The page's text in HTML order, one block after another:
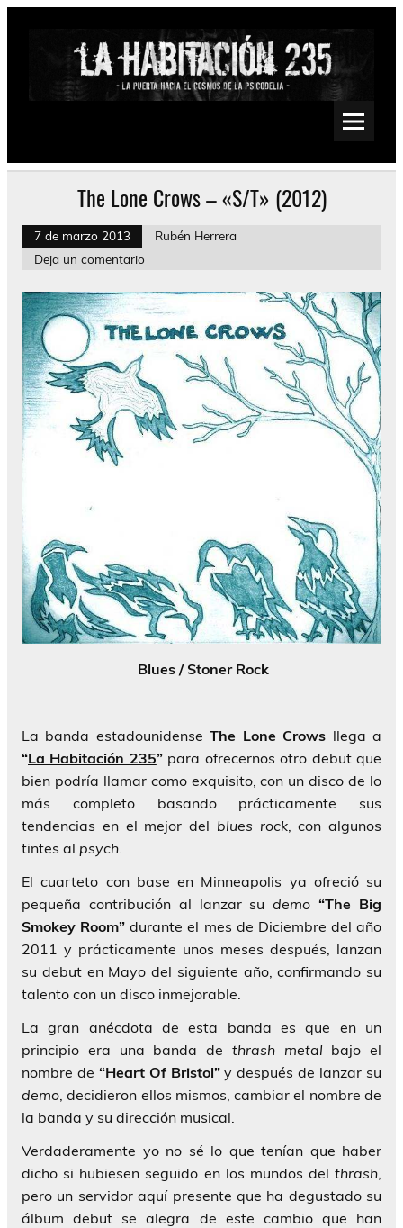
Saltar
Psychedelic, Stoner, Doom, Sludge, Fuzz, Space, Drone
The Lone Crows – «S/T» (2012)
7 de marzo 2013
Rubén Herrera
Deja un comentario
Blues / Stoner Rock
La banda estadounidenseThe Lone Crows llega a
“La Habitación 235”para ofrecernos otro debut que
bien podría llamar como exquisito, con un disco de lo
más completo basando prácticamente sus
tendencias en el mejor del blues rock, con algunos
tintes al psych
El cuarteto con base en Minneapolis ya ofreció su
pequeña contribución al lanzar sudemo “The Big
Smokey Room” durante el mes de Diciembre del año
2011 y prácticamente unos meses después, lanzan
su debut en Mayo del siguiente año, confirmando su
talento con un disco inmejorable.
La gran anécdota de esta banda es que en un
principio era una banda de thrash metalbajo el
nombre de “Heart Of Bristol”y después de lanzar su
demo , decidieron ellos mismos, cambiar el nombre de
la banda y su dirección musical.
Verdaderamente yo no sé lo que tenían que haber
dicho si hubiesen seguido en los mundos del thrash
pero un servidor aquí presente que ha degustado su
álbum debut se alegra de este cambio que han